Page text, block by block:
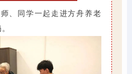
、同学一起走进方舟养老